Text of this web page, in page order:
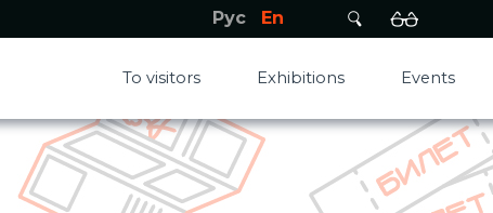
Рус En
To visitors Exhibitions Events